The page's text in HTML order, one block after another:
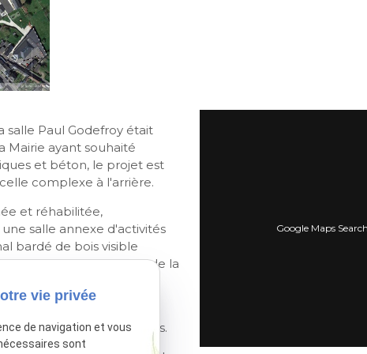
salle Paul Godefroy était
Mairie ayant souhaité
et béton, le projet est
complexe à l'arrière.
et réhabilitée,
salle annexe d'activités
bardé de bois visible
ouvert sur le parvis de la
et la chaufferie bois.
Google Maps
vie privée
de navigation et vous
sont